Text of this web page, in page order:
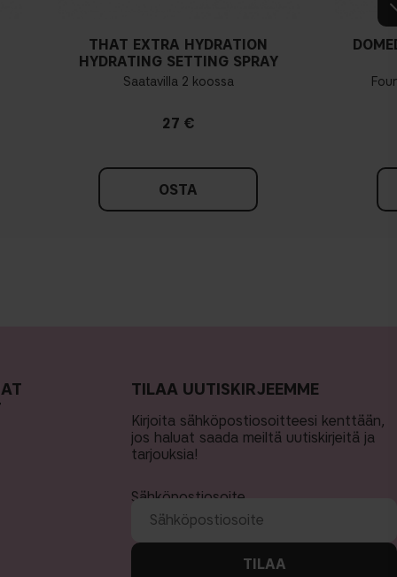
THAT EXTRA HYDRATION
HYDRATING SETTING SPRAY
Saatavilla 2 koossa
27 €
OSTA
TILAA UUTISKIRJEEMME
Kirjoita sähköpostiosoitteesi kenttään,
jos haluat saada meiltä uutiskirjeitä ja
tarjouksia!
Sähköpostiosoite
TILAA